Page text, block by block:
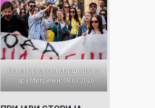
Осмомартовски Марш / Фото:
Сара Митрички, 08.03.2026